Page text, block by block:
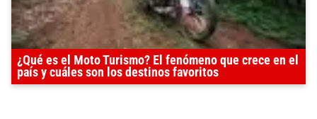
¿Qué es el Moto Turismo? El fenómeno que crece en el
país y cuáles son los destinos favoritos